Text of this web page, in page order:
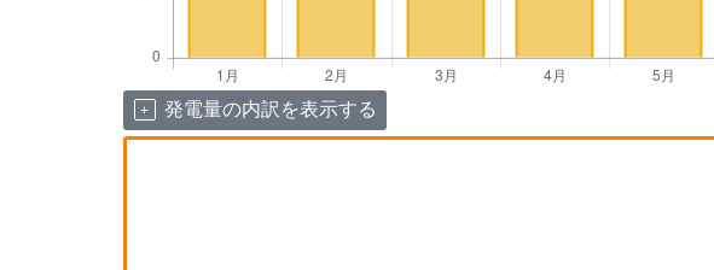
発電量の内訳を表示する